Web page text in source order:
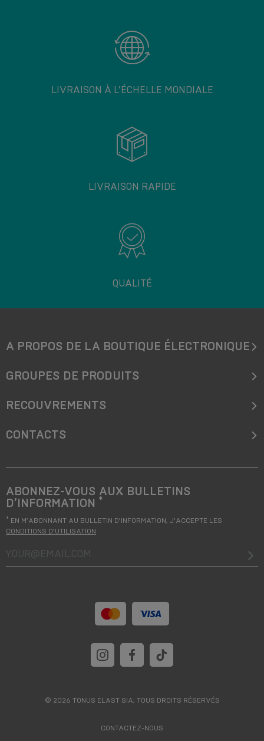
LIVRAISON À L’ÉCHELLE MONDIALE
LIVRAISON RAPIDE
QUALITÉ
A PROPOS DE LA BOUTIQUE ÉLECTRONIQUE
GROUPES DE PRODUITS
RECOUVREMENTS
CONTACTS
ABONNEZ-VOUS AUX BULLETINS
D’INFORMATION *
* EN M’ABONNANT AU BULLETIN D’INFORMATION, J’ACCEPTE LES
CONDITIONS D’UTILISATION
your@email.com
© 2026 TONUS ELAST SIA, TOUS DROITS RÉSERVÉS
CONTACTEZ-NOUS